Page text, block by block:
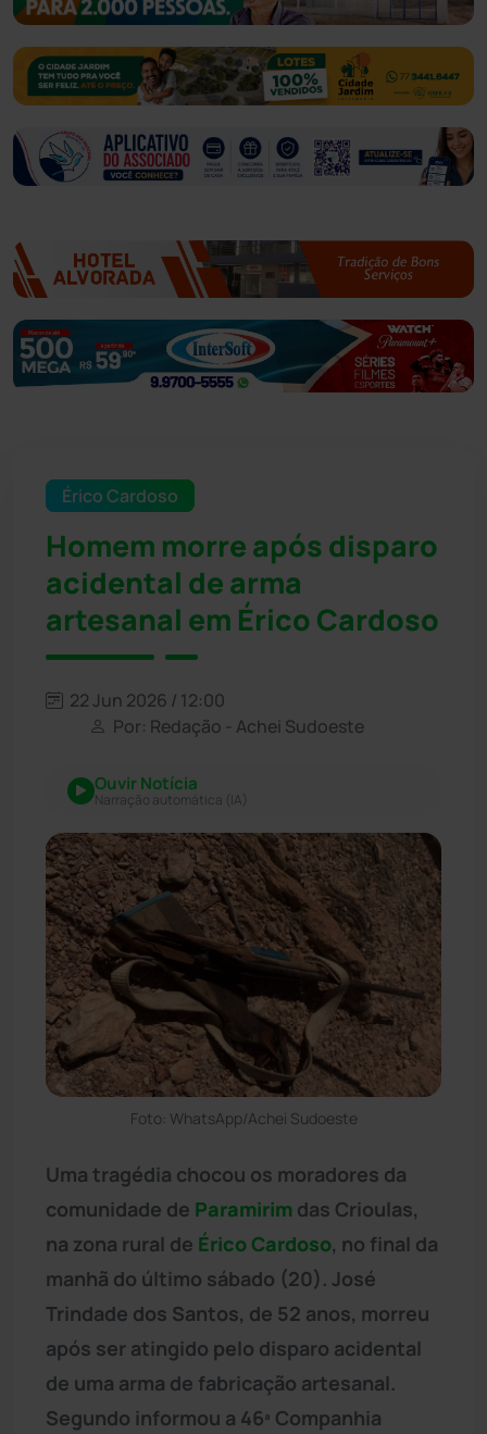
Érico Cardoso
Homem morre após disparo
acidental de arma
artesanal em Érico Cardoso
22 Jun 2026 / 12:00
Por: Redação - Achei Sudoeste
Ouvir Notícia
Narração automática (IA)
Foto: WhatsApp/Achei Sudoeste
Uma tragédia chocou os moradores da
comunidade de Paramirim das Crioulas,
na zona rural de Érico Cardoso, no final da
manhã do último sábado (20). José
Trindade dos Santos, de 52 anos, morreu
após ser atingido pelo disparo acidental
de uma arma de fabricação artesanal.
Segundo informou a 46ª Companhia